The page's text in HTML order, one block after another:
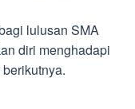
lulusan SMA
diri menghadapi